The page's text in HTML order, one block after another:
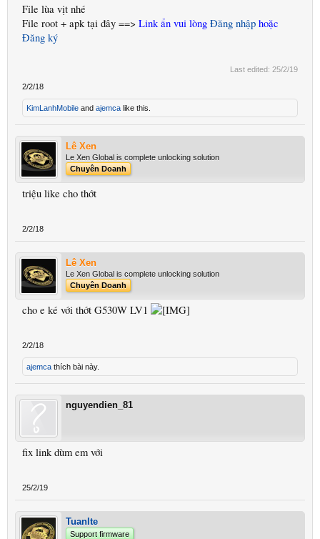
File lùa vịt nhé
File root + apk tại đây ==> Link ẩn vui lòng Đăng nhập hoặc
Đăng ký
Last edited: 25/2/19
2/2/18
KimLanhMobile and ajemca like this.
Lê Xen
Le Xen Global is complete unlocking solution
Chuyên Doanh
triệu like cho thớt
2/2/18
Lê Xen
Le Xen Global is complete unlocking solution
Chuyên Doanh
cho e ké với thớt G530W LV1
2/2/18
ajemca thích bài này.
nguyendien_81
fix link dùm em với
25/2/19
Tuanlte
Support firmware